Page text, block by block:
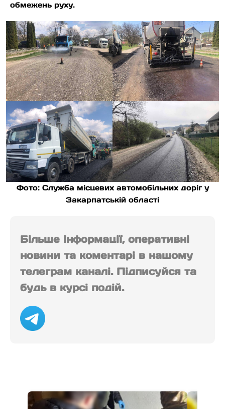
обмежень руху.
Фото: Служба місцевих автомобільних доріг у
Закарпатській області
Більше інформації, оперативні
новини та коментарі в нашому
телеграм каналі. Підписуйся та
будь в курсі подій.